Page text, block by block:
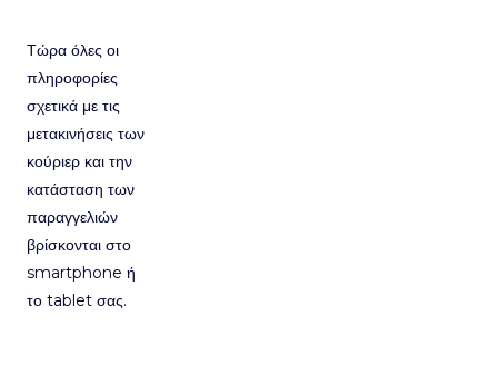
Τώρα όλες οι
πληροφορίες
σχετικά με τις
μετακινήσεις των
κούριερ και την
κατάσταση των
παραγγελιών
βρίσκονται στο
smartphone ή
το tablet σας.